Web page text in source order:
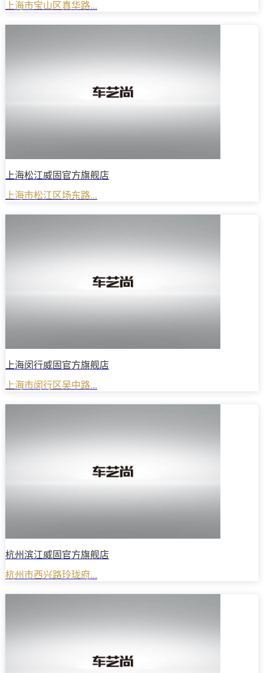
上海市宝山区真华路...
上海松江威固官方旗舰店
上海市松江区场东路...
上海闵行威固官方旗舰店
上海市闵行区吴中路...
杭州滨江威固官方旗舰店
杭州市西兴路玲珑府...